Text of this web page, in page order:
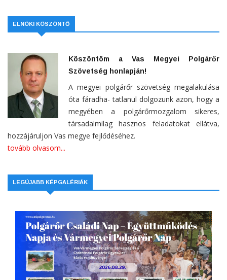
ELNÖKI KÖSZÖNTŐ
Köszöntöm a Vas Megyei Polgárőr
Szövetség honlapján!
A megyei polgárőr szövetség megalakulása
óta fáradha- tatlanul dolgozunk azon, hogy a
megyében a polgárőrmozgalom sikeres,
társadalmilag hasznos feladatokat ellátva,
hozzájáruljon Vas megye fejlődéséhez.
tovább olvasom...
LEGÚJABB KÉPGALÉRIÁK